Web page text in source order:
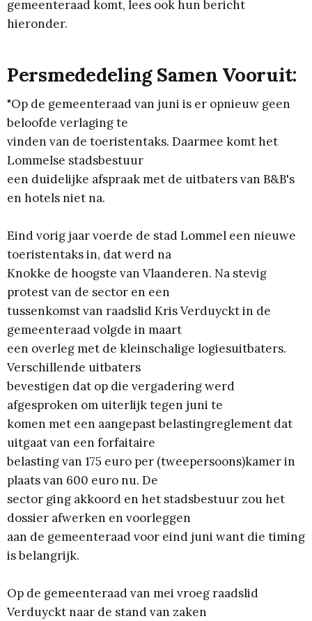
gemeenteraad komt, lees ook hun bericht
hieronder.
Persmededeling Samen Vooruit:
"Op de gemeenteraad van juni is er opnieuw geen
beloofde verlaging te
vinden van de toeristentaks. Daarmee komt het
Lommelse stadsbestuur
een duidelijke afspraak met de uitbaters van B&B's
en hotels niet na.
Eind vorig jaar voerde de stad Lommel een nieuwe
toeristentaks in, dat werd na
Knokke de hoogste van Vlaanderen. Na stevig
protest van de sector en een
tussenkomst van raadslid Kris Verduyckt in de
gemeenteraad volgde in maart
een overleg met de kleinschalige logiesuitbaters.
Verschillende uitbaters
bevestigen dat op die vergadering werd
afgesproken om uiterlijk tegen juni te
komen met een aangepast belastingreglement dat
uitgaat van een forfaitaire
belasting van 175 euro per (tweepersoons)kamer in
plaats van 600 euro nu. De
sector ging akkoord en het stadsbestuur zou het
dossier afwerken en voorleggen
aan de gemeenteraad voor eind juni want die timing
is belangrijk.
Op de gemeenteraad van mei vroeg raadslid
Verduyckt naar de stand van zaken